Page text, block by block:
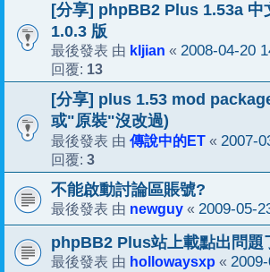
[分享] phpBB2 Plus 1.53a 中
1.0.3 版
最後發表 由 kljian « 2008-04-20
回覆: 13
[分享] plus 1.53 mod
或"原裝"沒改過)
最後發表 由 傳說中的ET « 2007-
回覆: 3
不能啟動討論區賬號?
最後發表 由 newguy « 2009-05-
phpBB2 Plus站上載點出問題
最後發表 由 hollowaysxp «